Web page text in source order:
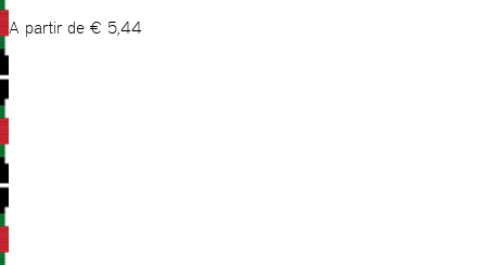
A partir de € 5,44